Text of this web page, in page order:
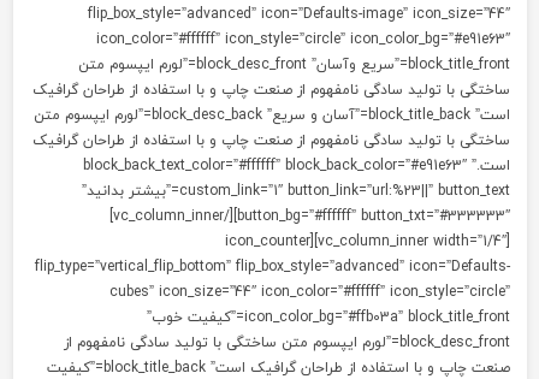
flip_box_style=”advanced” icon=”Defaults-image”
icon_color=”#ffffff” icon_style=”circle”
block_title_front=”سریع وآسان” block_desc_front=”لورم ایپسوم متن
با تولید سادگی نامفهوم از صنعت چاپ و با استفاده از طراحان گرافیک
است” block_title_back=”آسان و سریع” block_desc_back=”لورم ایپسوم متن
با تولید سادگی نامفهوم از صنعت چاپ و با استفاده از طراحان گرافیک
است.” block_back_text_color=”#ffffff” block_back_color=”#e91e63″
custom_link=”1″ button_link=”url:%23||” button_text=”بیشتر بدانید”
button_bg=”#ffffff” button_txt=”#333333″][/vc_column_inner]
[vc_column_inner width=”1/4″][icon_counter
flip_type=”vertical_flip_bottom” flip_box_style=”advanced”
cubes” icon_size=”44″ icon_color=”#ffffff”
icon_color_bg=”#ffb03a” block_title_front=”کیفیت خوب”
block_desc_front=”لورم ایپسوم متن ساختگی با تولید سادگی نامفهوم از
صنعت چاپ و با استفاده از طراحان گرافیک است” block_title_back=”کیفیت